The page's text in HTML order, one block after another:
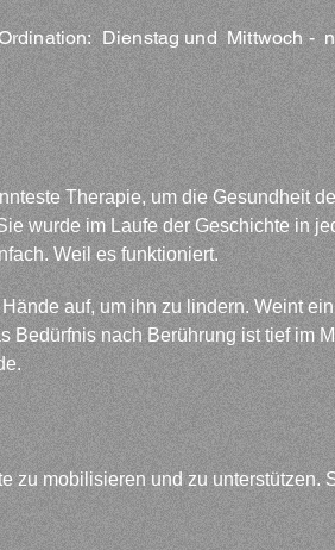
Dienstag und Mittwoch -
Therapie, um die Gesundheit
wurde im Laufe der Geschichte in
Weil es funktioniert.
auf, um ihn zu lindern. Weint
Bedürfnis nach Berührung ist tief im
zu mobilisieren und zu unterstützen.